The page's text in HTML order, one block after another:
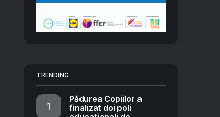
TRENDING
Pădurea Copiilor a
finalizat doi poli